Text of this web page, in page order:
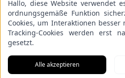
konfigurieren
Schulze GmbH
An der Beek 53
22851 Norderstedt
Informationen
Hallo, diese Website verwendet
ordnungsgemäße Funktion
Cookies, um Interaktionen besser
Tracking-Cookies werden erst
gesetzt.
Alle akzeptieren